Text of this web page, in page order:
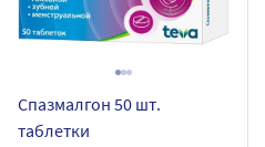
Спазмалгон 50 шт.
таблетки